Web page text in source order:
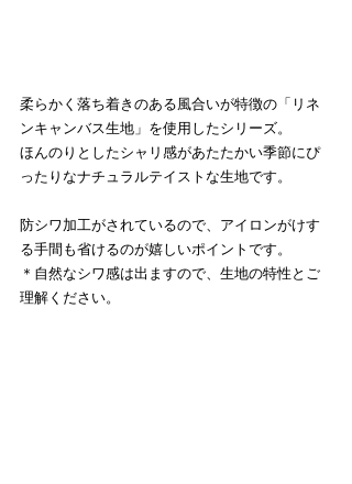
柔らかく落ち着きのある風合いが特徴の「リネ
ンキャンバス生地」を使用したシリーズ。
ほんのりとしたシャリ感があたたかい季節にぴ
ったりなナチュラルテイストな生地です。
防シワ加工がされているので、アイロンがけす
る手間も省けるのが嬉しいポイントです。
＊自然なシワ感は出ますので、生地の特性とご
理解ください。